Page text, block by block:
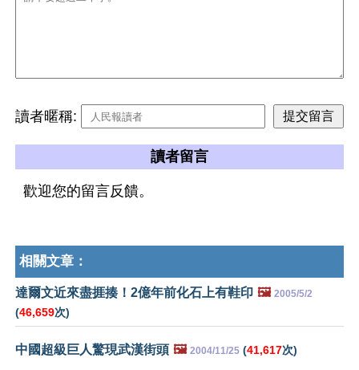
讀者暱稱:
讀者留言
歡迎您的留言反饋。
相關文章：
達爾文近來盡捱揍！2億年前化石上有鞋印 🖼️ 2005/5/2
(46,659次)
中國超級巨人驚現武漢街頭 🖼️ 2004/11/25 (41,617次)